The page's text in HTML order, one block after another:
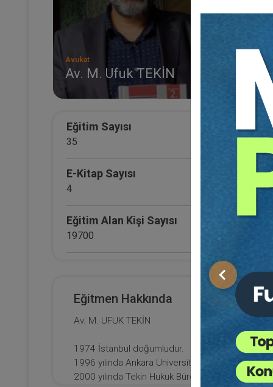
Önceki
Avukat
Av. M. Ufuk TEKİN
Eğitim Sayısı
35
E-Kitap Sayısı
4
Eğitim Alan Kişi Sayısı
19700
Makale Sayısı
Eğitmen Hakkında
Av. M. UFUK TEKİN
1974 İstanbul doğumludur.
1996 yılında Ankara Üniversitesi Hukuk
2000 yılında Tekin Hukuk Bürosunu kurdu ve